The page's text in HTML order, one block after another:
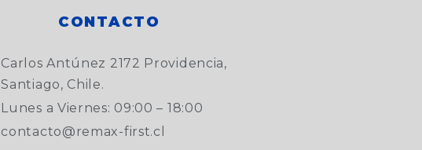
CONTACTO
Carlos Antúnez 2172 Providencia,
Santiago, Chile.
Lunes a Viernes: 09:00 – 18:00
contacto@remax-first.cl